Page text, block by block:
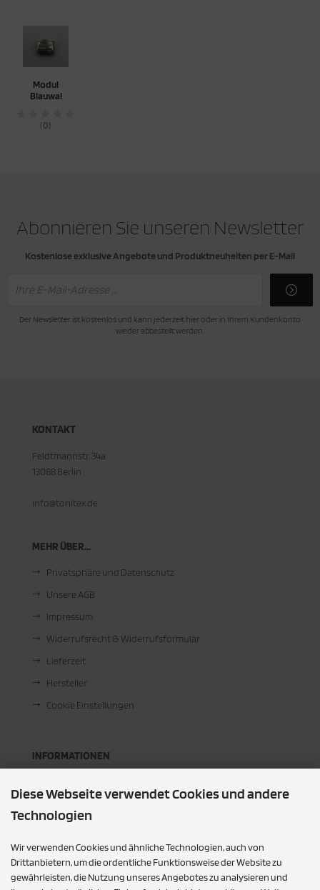
Modul
Blauwal
(0)
Abonnieren Sie unseren Newsletter
Kostenlose exklusive Angebote und Produktneuheiten per E-Mail
Der Newsletter ist kostenlos und kann jederzeit hier oder in Ihrem Kundenkonto
wieder abbestellt werden.
KONTAKT
Feldtmannstr. 34a
13088 Berlin
info@tonitex.de
MEHR ÜBER...
Privatsphäre und Datenschutz
Unsere AGB
Impressum
Widerrufsrecht & Widerrufsformular
Lieferzeit
Hersteller
Cookie Einstellungen
INFORMATIONEN
Sitemap
Für Sie vor Ort
Leder Toni
Diese Webseite verwendet Cookies und andere
Technologien
Wir verwenden Cookies und ähnliche Technologien, auch von
Drittanbietern, um die ordentliche Funktionsweise der Website zu
gewährleisten, die Nutzung unseres Angebotes zu analysieren und